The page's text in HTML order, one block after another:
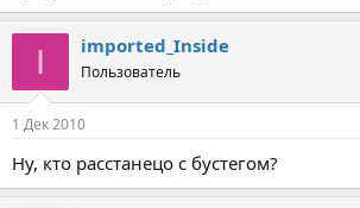
I imported_Inside
Пользователь
1 Дек 2010
Ну, кто расстанецо с бустегом?